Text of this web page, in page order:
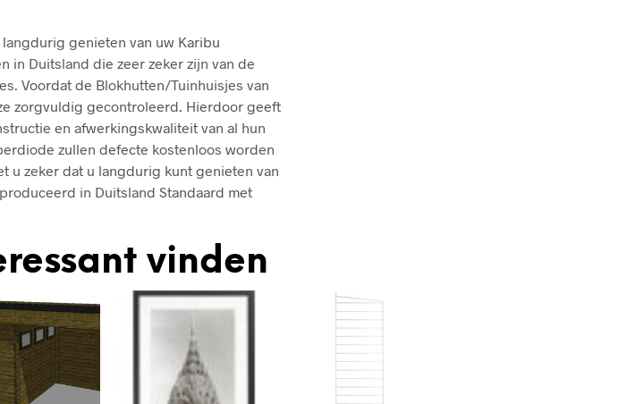
genieten van uw Karibu
in Duitsland die zeer zeker zijn van de
Voordat de Blokhutten/Tuinhuisjes van
zorgvuldig gecontroleerd. Hierdoor geeft
en afwerkingskwaliteit van al hun
zullen defecte kostenloos worden
u zeker dat u langdurig kunt genieten van
in Duitsland Standaard met
vinden